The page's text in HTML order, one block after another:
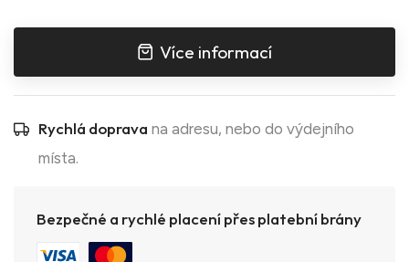
Více informací
Rychlá doprava na adresu, nebo do výdejního
místa.
Bezpečné a rychlé placení přes platební brány